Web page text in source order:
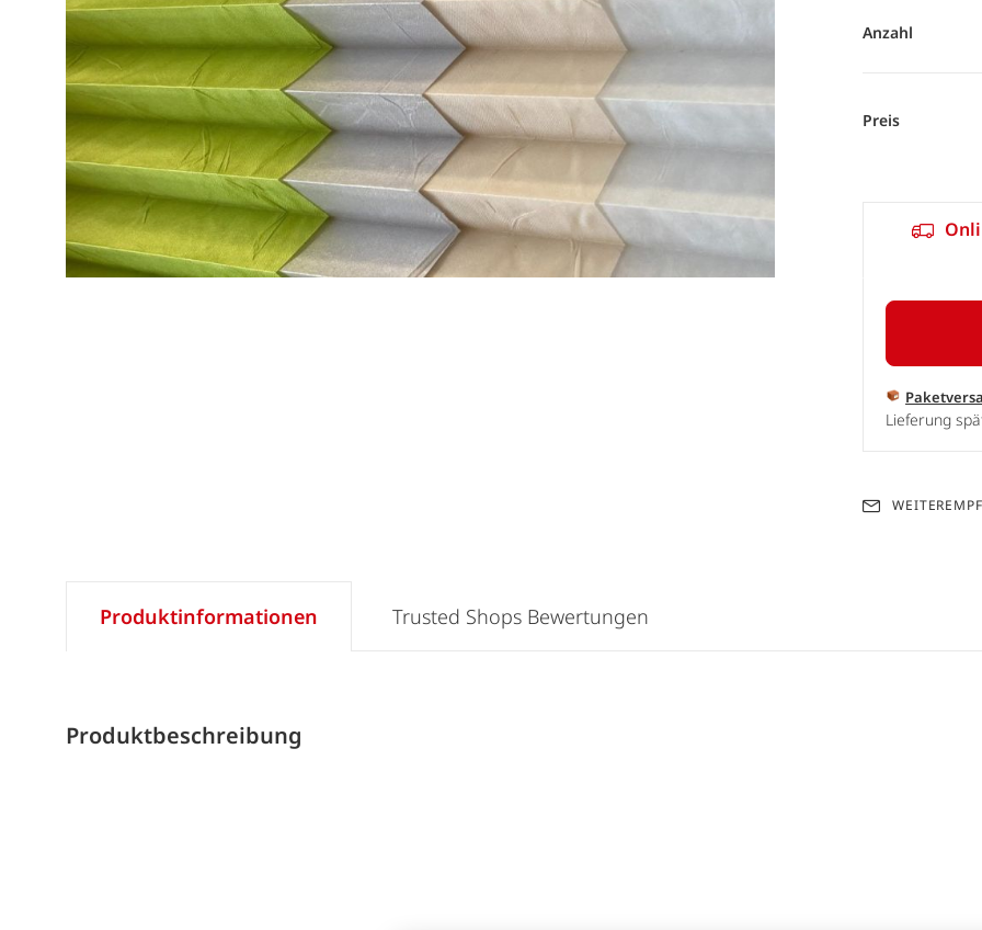
Anzahl
Preis
Lieferung
Produktinformationen
Produktbeschreibung
Trusted Shops Bewertungen